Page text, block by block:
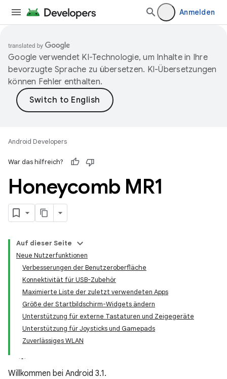
Anmelden
Google verwendet KI-Technologie, um Inhalte in Ihre
bevorzugte Sprache zu übersetzen. KI-Übersetzungen
können Fehler enthalten.
Android Developers
War das hilfreich?
Honeycomb MR1
Auf dieser Seite
Neue Nutzerfunktionen
Verbesserungen der Benutzeroberfläche
Konnektivität für USB-Zubehör
Maximierte Liste der zuletzt verwendeten Apps
Größe der Startbildschirm-Widgets ändern
Unterstützung für externe Tastaturen und Zeigegeräte
Unterstützung für Joysticks und Gamepads
Zuverlässiges WLAN
Willkommen bei Android 3.1.